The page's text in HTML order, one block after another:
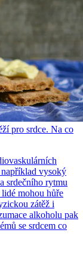
pro srdce. Na co
například vysoký
srdečního rytmu
mohou hůře
zátěž i
alkoholu pak
se srdcem co